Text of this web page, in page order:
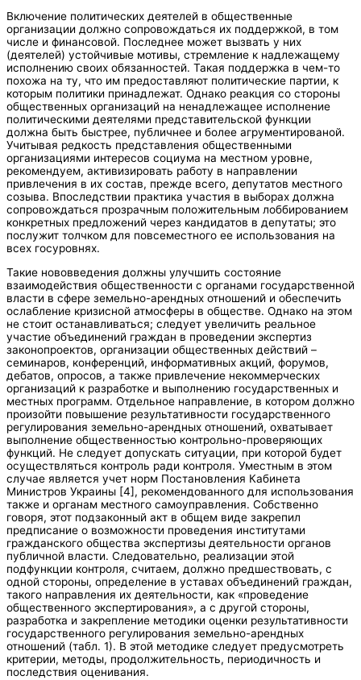
Включение политических деятелей в общественные
организации должно сопровождаться их поддержкой, в том
числе и финансовой. Последнее может вызвать у них
(деятелей) устойчивые мотивы, стремление к надлежащему
исполнению своих обязанностей. Такая поддержка в чем-то
похожа на ту, что им предоставляют политические партии, к
которым политики принадлежат. Однако реакция со стороны
общественных организаций на ненадлежащее исполнение
политическими деятелями представительской функции
должна быть быстрее, публичнее и более агрументированой.
Учитывая редкость представления общественными
организациями интересов социума на местном уровне,
рекомендуем, активизировать работу в направлении
привлечения в их состав, прежде всего, депутатов местного
созыва. Впоследствии практика участия в выборах должна
сопровождаться прозрачным положительным лоббированием
конкретных предложений через кандидатов в депутаты; это
послужит толчком для повсеместного ее использования на
всех госуровнях.
Такие нововведения должны улучшить состояние
взаимодействия общественности с органами государственной
власти в сфере земельно-арендных отношений и обеспечить
ослабление кризисной атмосферы в обществе. Однако на этом
не стоит останавливаться; следует увеличить реальное
участие объединений граждан в проведении экспертиз
законопроектов, организации общественных действий –
семинаров, конференций, информативных акций, форумов,
дебатов, опросов, а также привлечение некоммерческих
организаций к разработке и выполнению государственных и
местных программ. Отдельное направление, в котором должно
произойти повышение результативности государственного
регулирования земельно-арендных отношений, охватывает
выполнение общественностью контрольно-проверяющих
функций. Не следует допускать ситуации, при которой будет
осуществляться контроль ради контроля. Уместным в этом
случае является учет норм Постановления Кабинета
Министров Украины [4], рекомендованного для использования
также и органам местного самоуправления. Собственно
говоря, этот подзаконный акт в общем виде закрепил
предписание о возможности проведения институтами
гражданского общества экспертизы деятельности органов
публичной власти. Следовательно, реализации этой
подфункции контроля, считаем, должно предшествовать, с
одной стороны, определение в уставах объединений граждан,
такого направления их деятельности, как «проведение
общественного экспертирования», а с другой стороны,
разработка и закрепление методики оценки результативности
государственного регулирования земельно-арендных
отношений (табл. 1). В этой методике следует предусмотреть
критерии, методы, продолжительность, периодичность и
последствия оценивания.